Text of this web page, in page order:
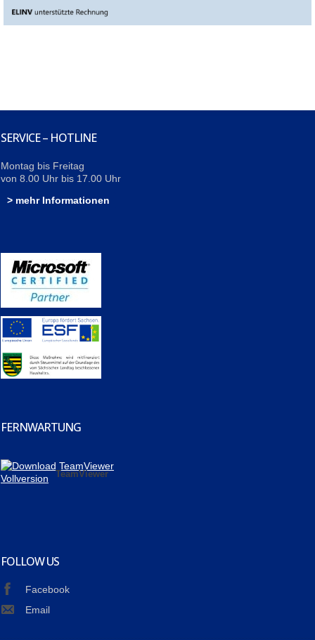
SERVICE – HOTLINE
Montag bis Freitag
von 8.00 Uhr bis 17.00 Uhr
> mehr Informationen
FERNWARTUNG
TeamViewer
FOLLOW US
Facebook
Email